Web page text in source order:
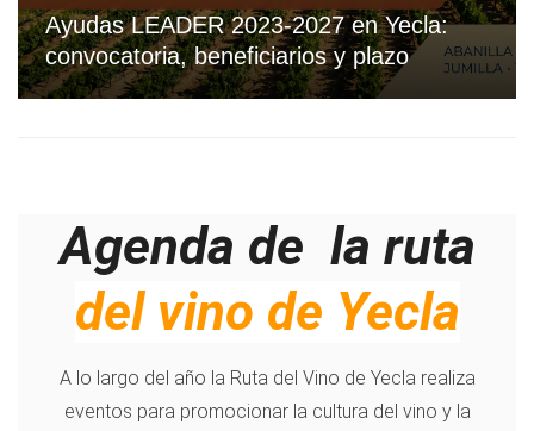
Ayudas LEADER 2023-2027 en Yecla:
convocatoria, beneficiarios y plazo
Agenda de la ruta
del vino de Yecla
A lo largo del año la Ruta del Vino de Yecla realiza
eventos para promocionar la cultura del vino y la